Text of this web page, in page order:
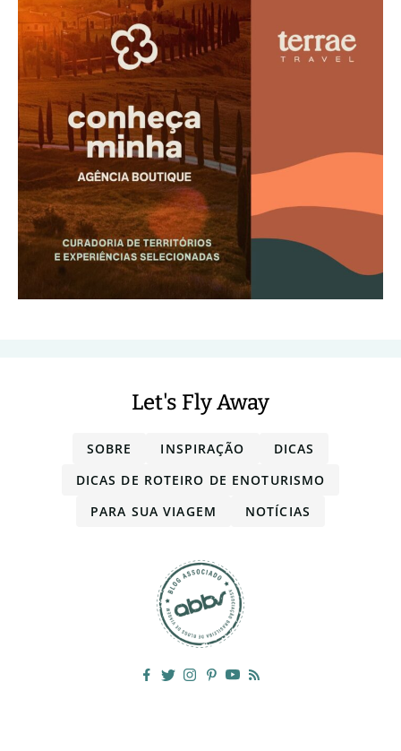
Let's Fly Away
SOBRE INSPIRAÇÃO
DICAS
DICAS DE ROTEIRO DE ENOTURISMO
PARA SUA VIAGEM
NOTÍCIAS